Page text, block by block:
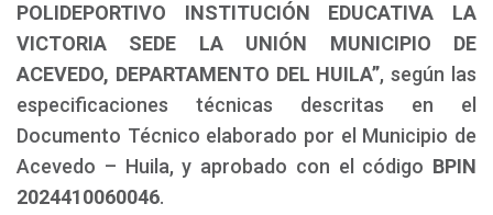
POLIDEPORTIVO INSTITUCIÓN EDUCATIVA LA
VICTORIA SEDE LA UNIÓN MUNICIPIO DE
ACEVEDO, DEPARTAMENTO DEL HUILA”, según las
especificaciones técnicas descritas en el
Documento Técnico elaborado por el Municipio de
Acevedo – Huila, y aprobado con el código BPIN
2024410060046.